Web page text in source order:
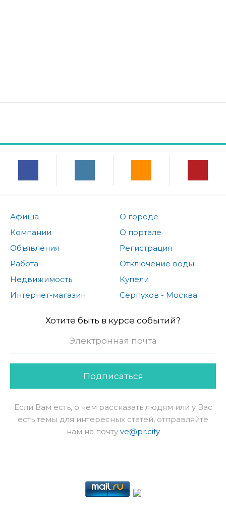
Афиша
Компании
Объявления
Работа
Недвижимость
Интернет-магазин
О городе
О портале
Регистрация
Отключение воды
Купели
Серпухов - Москва
Хотите быть в курсе событий?
Подписаться
Если Вам есть, о чем рассказать людям или у Вас
есть темы для интересных статей, отправляйте
нам на почту ve@pr.city